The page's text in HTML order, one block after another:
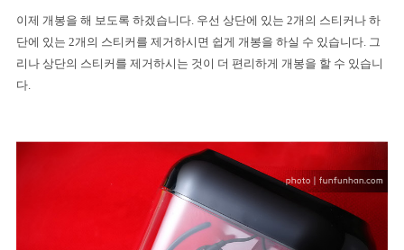
이제 개봉을 해 보도록 하겠습니다. 우선 상단에 있는 2개의 스티커나 하
단에 있는 2개의 스티커를 제거하시면 쉽게 개봉을 하실 수 있습니다. 그
리나 상단의 스티커를 제거하시는 것이 더 편리하게 개봉을 할 수 있습니
다.